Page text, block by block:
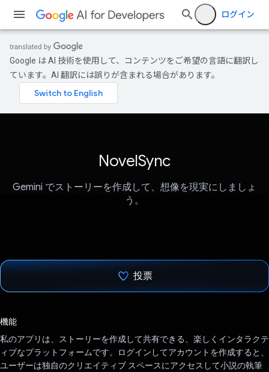
ログイン
Google は AI 技術を使用して、コンテンツをご希望の言語に翻訳し
ています。AI 翻訳には誤りが含まれる場合があります。
NovelSync
Gemini でストーリーを作成して、想像を現実にしましょ
う。
投票
機能
私のアプリは、ストーリーを作成して共有できる、楽しくインタラクテ
ィブなプラットフォームです。ログインしてアカウントを作成すると、
ユーザーは独自のクリエイティブ スペースにアクセスして小説の執筆